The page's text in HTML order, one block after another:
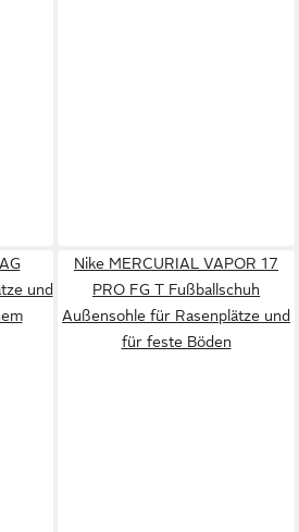
und
Nike MERCURIAL VAPOR 17
PRO FG T Fußballschuh
Außensohle für Rasenplätze und
für feste Böden